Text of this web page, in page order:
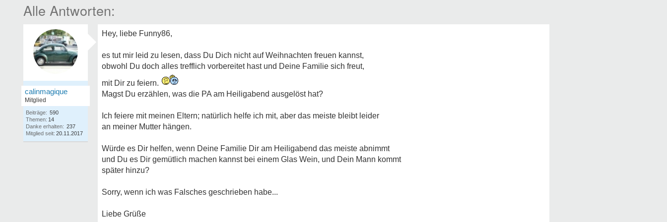
calinmagique
Mitglied
Beiträge: 590
Themen: 14
Danke erhalten: 237
Mitglied seit: 20.11.2017
Hey, liebe Funny86,
es tut mir leid zu lesen, dass Du Dich nicht auf Weihnachten freuen kannst,
obwohl Du doch alles trefflich vorbereitet hast und Deine Familie sich freut,
mit Dir zu feiern.
Magst Du erzählen, was die PA am Heiligabend ausgelöst hat?
Ich feiere mit meinen Eltern; natürlich helfe ich mit, aber das meiste bleibt leider
an meiner Mutter hängen.
Würde es Dir helfen, wenn Deine Familie Dir am Heiligabend das meiste abnimmt
und Du es Dir gemütlich machen kannst bei einem Glas Wein, und Dein Mann kommt
später hinzu?
Sorry, wenn ich was Falsches geschrieben habe...
Liebe Grüße